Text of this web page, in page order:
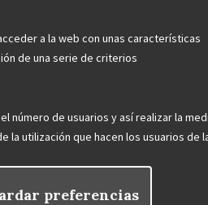
a la web con unas características
de una serie de criterios
número de usuarios y así realizar la
la utilización que hacen los usuarios de
preferencias
socio